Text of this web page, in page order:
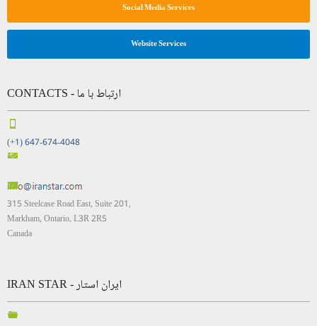
Social Media Services
Website Services
CONTACTS - ارتباط با ما
(+1) 647-674-4048
315 Steelcase Road East, Suite 201,
Markham, Ontario, L3R 2R5
Canada
IRAN STAR - ایران استار